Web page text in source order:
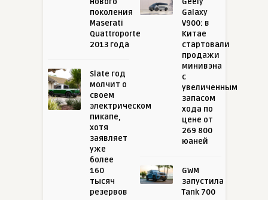
нового
поколения
Maserati
Quattroporte
2013 года
Slate год
молчит о
своем
электрическом
пикапе,
хотя
заявляет
уже
более
160
тысяч
резервов
Geely
Galaxy
V900: в
Китае
стартовали
продажи
минивэна
с
увеличенным
запасом
хода по
цене от
269 800
юаней
GWM
запустила
Tank 700